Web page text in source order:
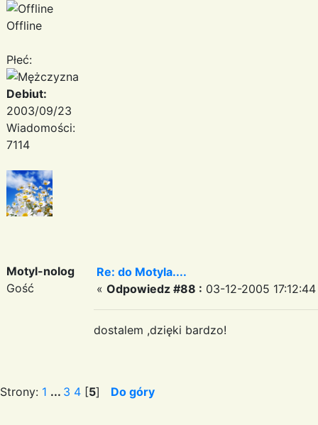
Offline
Płeć:
Debiut:
2003/09/23
Wiadomości:
7114
Motyl-nolog
Gość
Re: do Motyla....
« Odpowiedz #88 : 03-12-2005
dostalem ,dzięki bardzo!
Strony: 1 ... 3 4 [5] Do góry